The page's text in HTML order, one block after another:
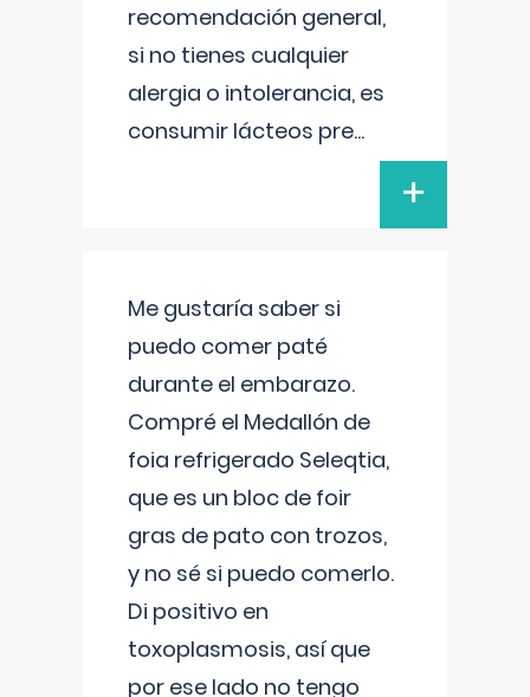
recomendación general,
si no tienes cualquier
alergia o intolerancia, es
consumir lácteos pre...
+
Me gustaría saber si
puedo comer paté
durante el embarazo.
Compré el Medallón de
foia refrigerado Seleqtia,
que es un bloc de foir
gras de pato con trozos,
y no sé si puedo comerlo.
Di positivo en
toxoplasmosis, así que
por ese lado no tengo